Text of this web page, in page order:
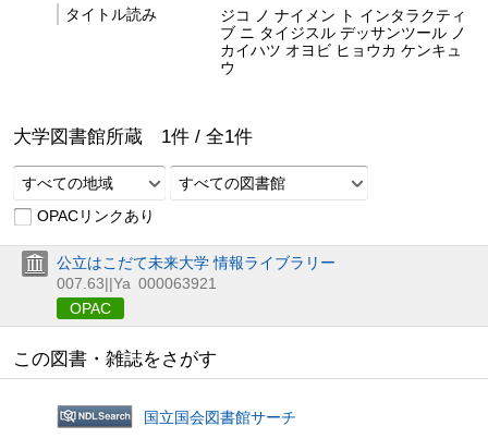
タイトル読み
ジコ ノ ナイメン ト インタラクティ
ブ ニ タイジスル デッサンツール ノ
カイハツ オヨビ ヒョウカ ケンキュ
ウ
大学図書館所蔵 1件 / 全1件
すべての地域
すべての図書館
OPACリンクあり
公立はこだて未来大学 情報ライブラリー
007.63||Ya 000063921
OPAC
この図書・雑誌をさがす
国立国会図書館サーチ